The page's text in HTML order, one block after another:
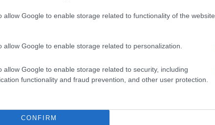
allow Google to enable storage related to functionality of the website
allow Google to enable storage related to personalization.
allow Google to enable storage related to security, including
functionality and fraud prevention, and other user protection.
CONFIRM
nella sezione